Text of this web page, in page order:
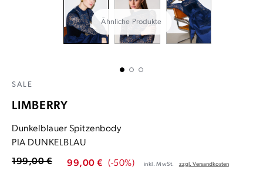
Ähnliche Produkte
SALE
LIMBERRY
Dunkelblauer Spitzenbody
PIA DUNKELBLAU
99,00 € (-50%)
199,00 € inkl. MwSt. zzgl. Versandkosten